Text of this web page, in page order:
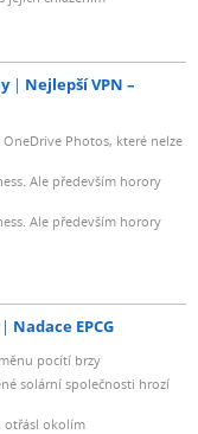
Nejlepší VPN –
Photos, které nelze
Ale především horory
Ale především horory
Nadace EPCG
pocítí brzy
solární společnosti hrozí
otřásl okolím